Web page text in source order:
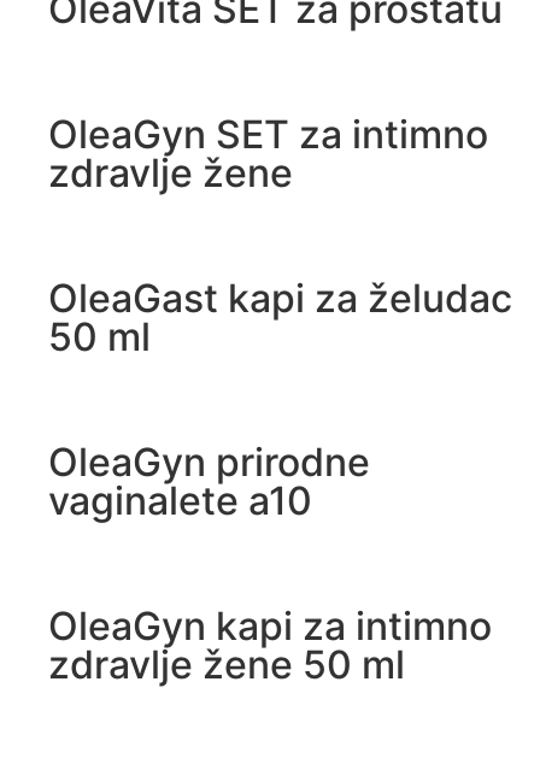
OleaGyn SET za intimno
zdravlje žene
OleaGast kapi za želudac
50 ml
OleaGyn prirodne
vaginalete a10
OleaGyn kapi za intimno
zdravlje žene 50 ml